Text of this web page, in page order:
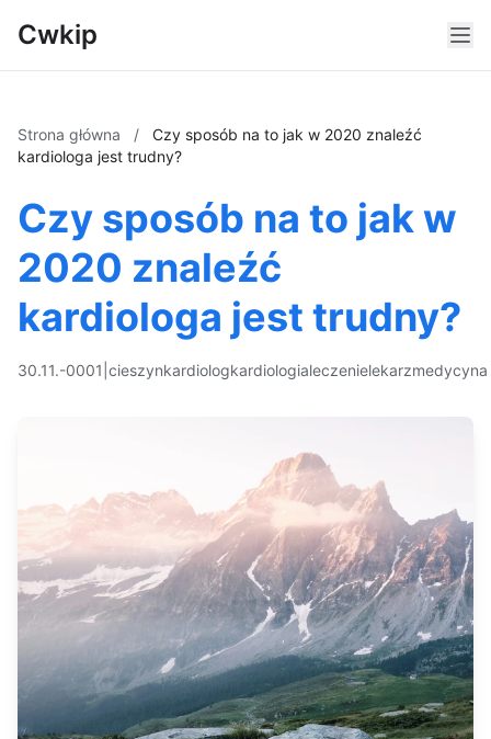
Cwkip
Strona główna /
Czy sposób na to jak w 2020 znaleźć
kardiologa jest trudny?
Czy sposób na to jak w
2020 znaleźć
kardiologa jest trudny?
30.11.-0001 cieszynkardiologkardiologialeczenielekarzmedycyna